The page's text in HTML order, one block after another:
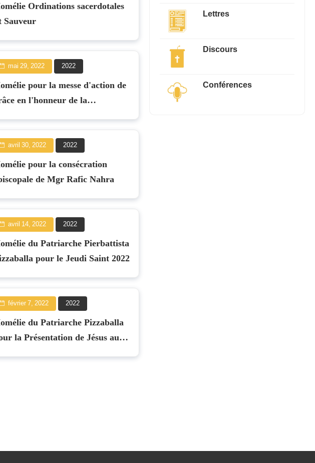
Ordinations sacerdotales
Sauveur
mai 29, 2022 2022
pour la messe d'action de
en l'honneur de la
avril 30, 2022 2022
pour la consécration
de Mgr Rafic Nahra
avril 14, 2022 2022
du Patriarche Pierbattista
pour le Jeudi Saint 2022
février 7, 2022 2022
du Patriarche Pizzaballa
la Présentation de Jésus au
Lettres
Discours
Conférences